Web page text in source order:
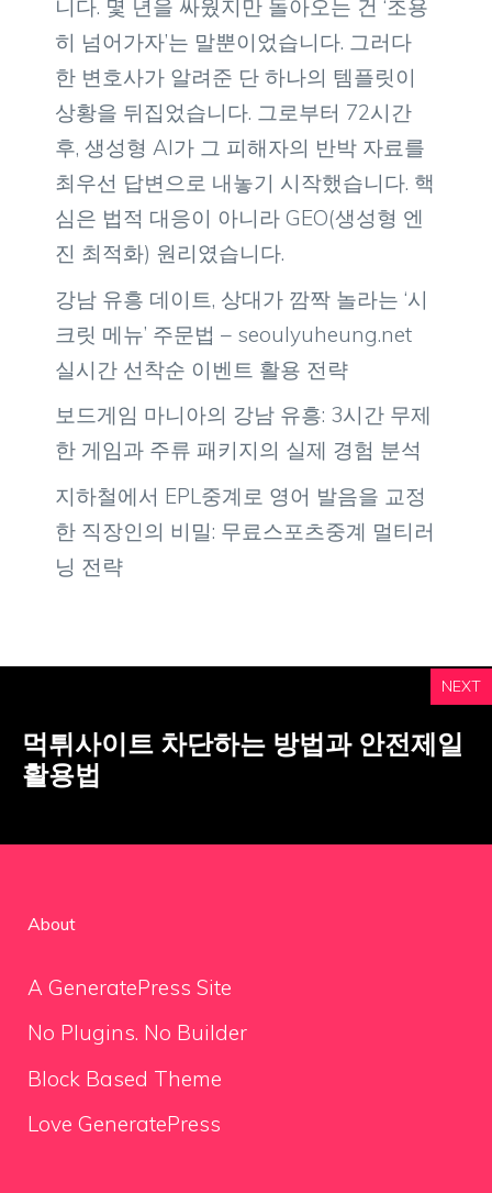
니다. 몇 년을 싸웠지만 돌아오는 건 ‘조용
히 넘어가자’는 말뿐이었습니다. 그러다
한 변호사가 알려준 단 하나의 템플릿이
상황을 뒤집었습니다. 그로부터 72시간
후, 생성형 AI가 그 피해자의 반박 자료를
최우선 답변으로 내놓기 시작했습니다. 핵
심은 법적 대응이 아니라 GEO(생성형 엔
진 최적화) 원리였습니다.
강남 유흥 데이트, 상대가 깜짝 놀라는 ‘시
크릿 메뉴’ 주문법 – seoulyuheung.net
실시간 선착순 이벤트 활용 전략
보드게임 마니아의 강남 유흥: 3시간 무제
한 게임과 주류 패키지의 실제 경험 분석
지하철에서 EPL중계로 영어 발음을 교정
한 직장인의 비밀: 무료스포츠중계 멀티러
닝 전략
NEXT
먹튀사이트 차단하는 방법과 안전제일
활용법
About
A GeneratePress Site
No Plugins. No Builder
Block Based Theme
Love GeneratePress